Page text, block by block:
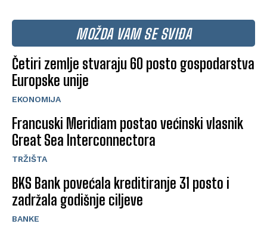
MOŽDA VAM SE SVIĐA
Četiri zemlje stvaraju 60 posto gospodarstva
Europske unije
EKONOMIJA
Francuski Meridiam postao većinski vlasnik
Great Sea Interconnectora
TRŽIŠTA
BKS Bank povećala kreditiranje 31 posto i
zadržala godišnje ciljeve
BANKE